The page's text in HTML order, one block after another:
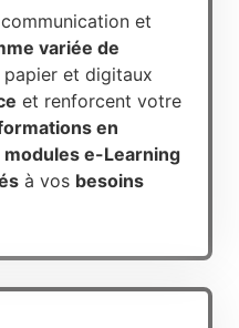
et
variée de
et digitaux
et renforcent votre
en
modules e-Learning
à vos besoins